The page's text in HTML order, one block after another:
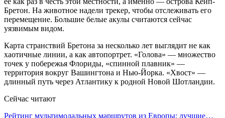
Бретон. На животное надели трекер, чтобы отслеживать его
перемещение. Большие белые акулы считаются сейчас
уязвимым видом.
Карта странствий Бретона за несколько лет выглядит не как
хаотичные линии, а как автопортрет. «Голова» — множество
точек у побережья Флориды, «спинной плавник» —
территория вокруг Вашингтона и Нью-Йорка. «Хвост» —
длинный путь через Атлантику к родной Новой Шотландии.
Сейчас читают
Рейтинг мультимодальных маршрутов из Европы: лучшие…